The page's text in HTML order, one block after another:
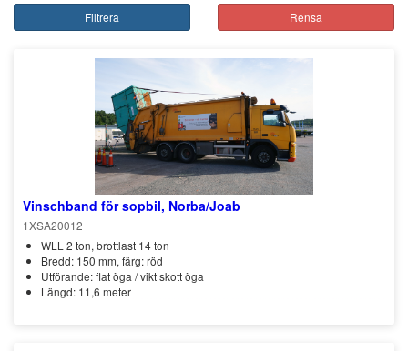
Filtrera Rensa
Vinschband för sopbil, Norba/Joab
1XSA20012
WLL 2 ton, brottlast 14 ton
Bredd: 150 mm, färg: röd
Utförande: flat öga / vikt skott öga
Längd: 11,6 meter